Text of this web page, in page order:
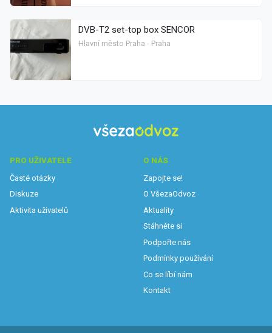
DVB-T2 set-top box SENCOR
Hlavní město Praha - Praha
PRO UŽIVATELE
Časté otázky
Diskuze
Aktivita uživatelů
O NÁS
Zapojte se!
O VšezaOdvoz
Aktuality
Stáhněte si
Podpořte nás
Podmínky používání
Co se líbí nám
Kontakt